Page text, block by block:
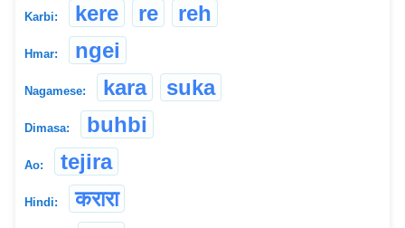
Karbi: kere re reh
Hmar: ngei
Nagamese: kara suka
Dimasa: buhbi
Ao: tejira
Hindi:
करारा